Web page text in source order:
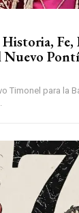
Fe,
Nuevo
Timonel para la